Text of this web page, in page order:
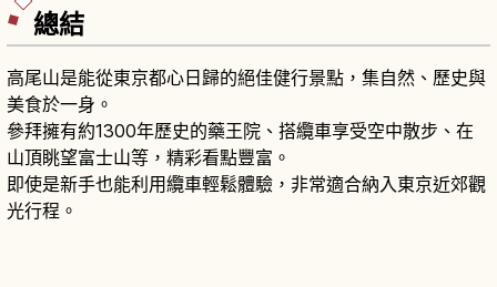
總結
高尾山是能從東京都心日歸的絕佳健行景點，集自然、歷史與
美食於一身。
參拜擁有約1300年歷史的藥王院、搭纜車享受空中散步、在
山頂眺望富士山等，精彩看點豐富。
即使是新手也能利用纜車輕鬆體驗，非常適合納入東京近郊觀
光行程。